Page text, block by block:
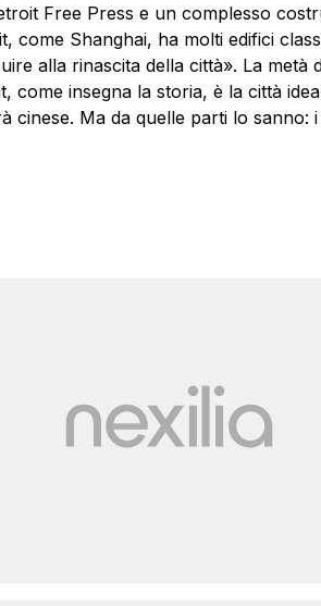
Free Press e un complesso
come Shanghai, ha molti edifici
alla rinascita della città». La metà
come insegna la storia, è la città
cinese. Ma da quelle parti lo sanno: